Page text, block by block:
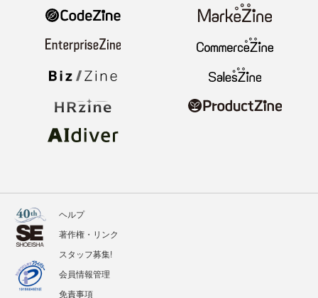
ヘルプ
著作権・リンク
スタッフ募集!
会員情報管理